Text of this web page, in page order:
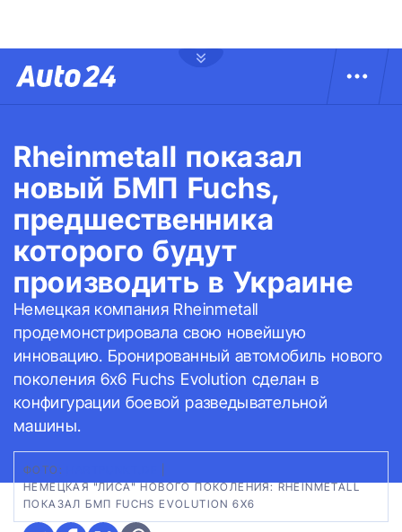
Rheinmetall показал
новый БМП Fuchs,
предшественника
которого будут
производить в Украине
Немецкая компания Rheinmetall
продемонстрировала свою новейшую
инновацию. Бронированный автомобиль нового
поколения 6x6 Fuchs Evolution сделан в
конфигурации боевой разведывательной
машины.
ФОТО:
НЕМЕЦКАЯ "ЛИСА" НОВОГО ПОКОЛЕНИЯ: RHEINMETALL
ПОКАЗАЛ БМП FUCHS EVOLUTION 6X6